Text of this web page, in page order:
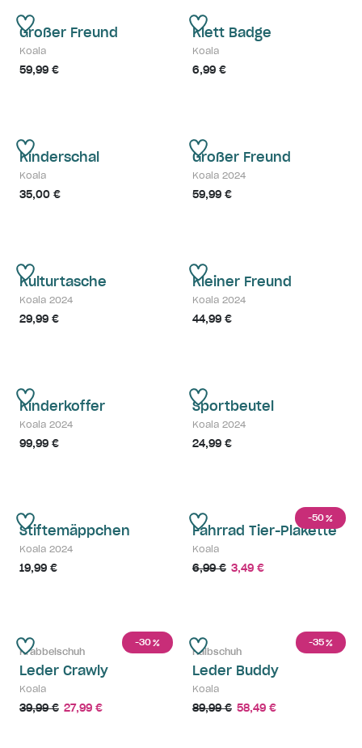
Großer Freund
Koala
59,99 €
Klett Badge
Koala
6,99 €
Kinderschal
Koala
35,00 €
Großer Freund
Koala 2024
59,99 €
Kulturtasche
Koala 2024
29,99 €
Kleiner Freund
Koala 2024
44,99 €
Kinderkoffer
Koala 2024
99,99 €
Sportbeutel
Koala 2024
24,99 €
Stiftemäppchen
Koala 2024
19,99 €
-50%
Fahrrad Tier-Plakette
Koala
6,99 € 3,49 €
-30%
Krabbelschuh
Leder Crawly
Koala
39,99 € 27,99 €
-35%
Halbschuh
Leder Buddy
Koala
89,99 € 58,49 €